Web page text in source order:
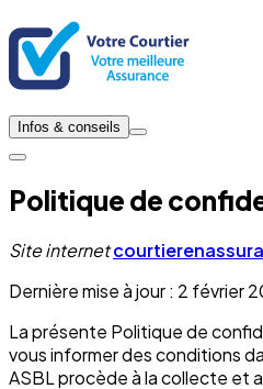
Infos & conseils
Politique de
Site internet
Dernière mise à jour : 2 février
La présente Politique de
vous informer des conditions
ASBL procède à la collecte et